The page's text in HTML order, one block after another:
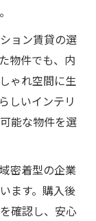
産の選び方
ア演出術
アイデア
ント集
ポイント
るために
を活かす方
ョン賃貸の選
物件でも、内
ゃれ空間に生
しいインテリ
能な物件を選
密着型の企業
ます。購入後
確認し、安心